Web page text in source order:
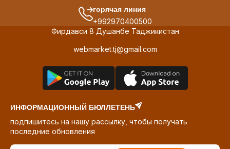
горячая линия
+992970400500
Фирдавси 8 Душанбе Таджикистан
webmarket.tj@gmail.com
ИНФОРМАЦИОННЫЙ БЮЛЛЕТЕНЬ
подпишитесь на нашу рассылку, чтобы получать
последние обновления